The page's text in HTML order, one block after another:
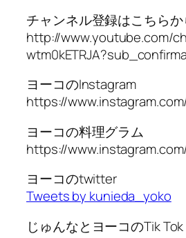
チャンネル登録はこちらか
http://www.youtube.com/
ヨーコのInstagram
https://
ヨーコの料理グラム
https://
ヨーコのtwitter
Tweets by kunieda_yoko
じゅんなとヨーコのTik Tok